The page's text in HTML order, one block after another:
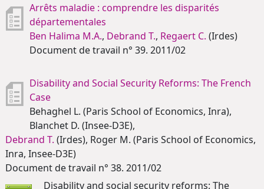
Arrêts maladie : comprendre les disparités
départementales
Ben Halima M.A., Debrand T., Regaert C. (Irdes)
Document de travail n° 39. 2011/02
Disability and Social Security Reforms: The French
Case
Behaghel L. (Paris School of Economics, Inra),
Blanchet D. (Insee-D3E),
Debrand T. (Irdes), Roger M. (Paris School of Economics,
Inra, Insee-D3E)
Document de travail n° 38. 2011/02
Disability and social security reforms: The